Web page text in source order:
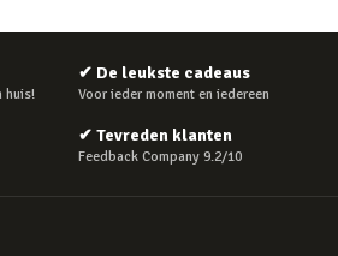
huis!
✔ De leukste cadeaus
Voor ieder moment en iedereen
✔ Tevreden klanten
Feedback Company 9.2/10